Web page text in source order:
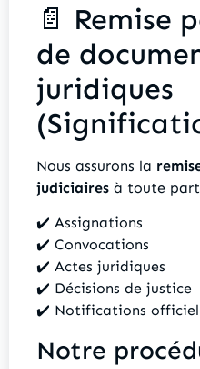
📄 Remise
de
juridiques
Nous assurons la
judiciaires à toute
✔️ Assignations
✔️ Convocations
✔️ Actes juridiques
✔️ Décisions de justice
✔️ Notifications
Notre